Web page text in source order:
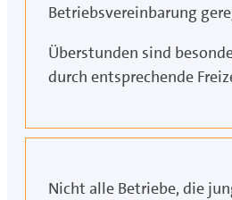
Betriebsvereinbarung
Überstunden sind
durch entsprechende
Nicht alle Betriebe, die